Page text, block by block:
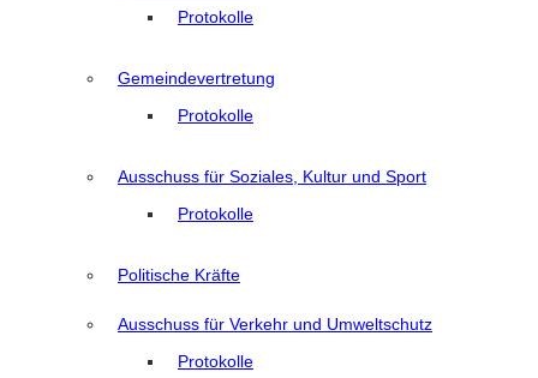
Protokolle
Gemeindevertretung
Protokolle
Ausschuss für Soziales, Kultur und Sport
Protokolle
Politische Kräfte
Ausschuss für Verkehr und Umweltschutz
Protokolle